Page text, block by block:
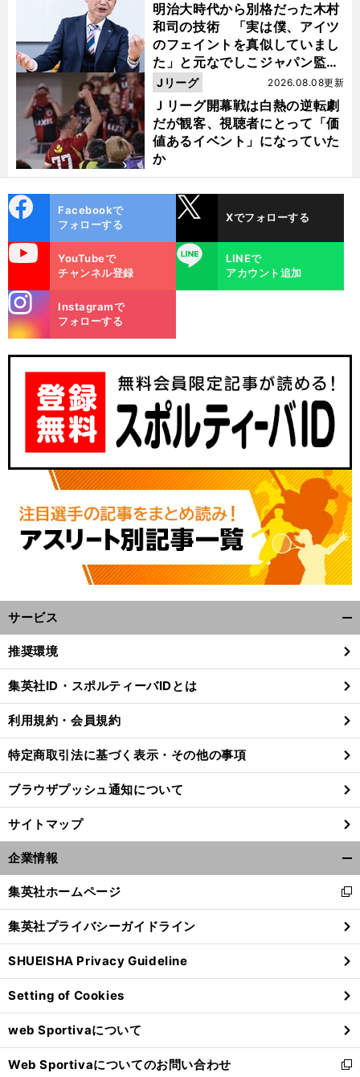
。
前
明治大時代から別格だった木村
和司の技術 「実は僕、アイツ
のフェイントを真似していまし
た」と元なでしこジャパン監
督・佐々木則夫
Ｊリーグ開幕戦は白熱の逆転劇
だが観客、視聴者にとって「価
値あるイベント」になっていた
か
2026.08.08更新
Jリーグ
ok
Facebookで
フォローする
Xでフォローする
YouTubeで
チャンネル登録
LINE
LINEで
アカウント追加
m
Instagramで
フォローする
サービス
閉
る
推奨環境
集英社ID・スポルティーバIDとは
利用規約・会員規約
特定商取引法に基づく表示・その他の事項
ブラウザプッシュ通知について
サイトマップ
企業情報
閉
る
集英社ホームページ
新
し
い
ウ
ィ
ン
ド
ウ
で
開
く
集英社プライバシーガイドライン
SHUEISHA Privacy Guideline
Setting of Cookies
web Sportivaについて
Web Sportivaについてのお問い合わせ
新